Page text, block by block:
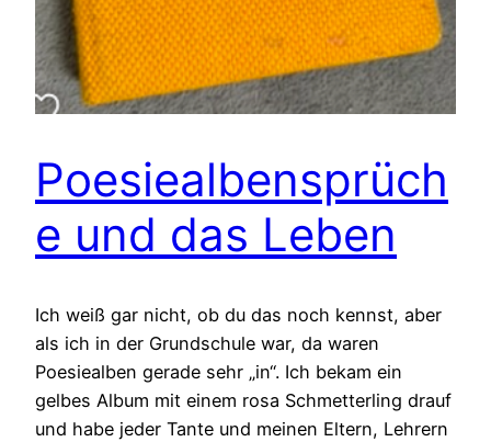
Poesiealbensprüch
e und das Leben
Ich weiß gar nicht, ob du das noch kennst, aber
als ich in der Grundschule war, da waren
Poesiealben gerade sehr „in“. Ich bekam ein
gelbes Album mit einem rosa Schmetterling drauf
und habe jeder Tante und meinen Eltern, Lehrern